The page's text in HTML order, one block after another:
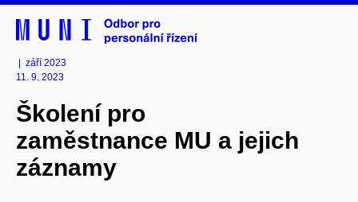
| září 2023
11. 9. 2023
Školení pro
zaměstnance MU a jejich
záznamy